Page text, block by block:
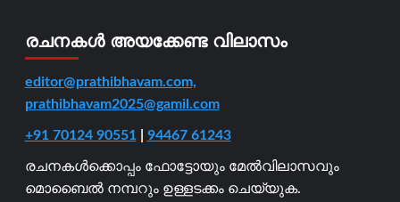
രചനകൾ അയക്കേണ്ട വിലാസം
editor@prathibhavam.com,
prathibhavam2025@gamil.com
+91 70124 90551| 94467 61243
രചനകൾക്കൊപ്പം ഫോട്ടോയും മേൽവിലാസവും
മൊബൈൽ നമ്പറും ഉള്ളടക്കം ചെയ്യുക.